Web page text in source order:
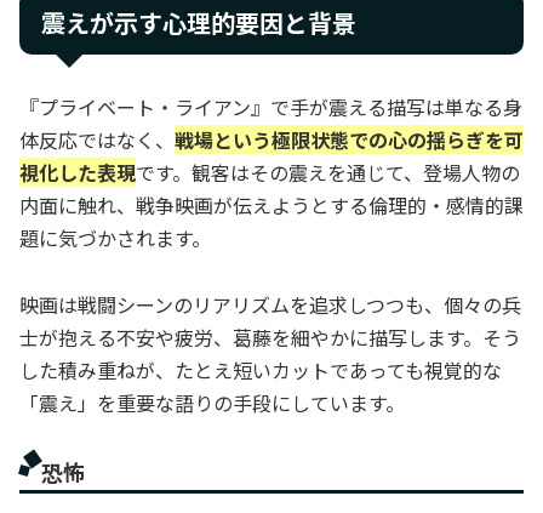
震えが示す心理的要因と背景
『プライベート・ライアン』で手が震える描写は単なる身
体反応ではなく、 戦場という極限状態での心の揺らぎを可
視化した表現です。観客はその震えを通じて、登場人物の
内面に触れ、戦争映画が伝えようとする倫理的・感情的課
題に気づかされます。
映画は戦闘シーンのリアリズムを追求しつつも、個々の兵
士が抱える不安や疲労、葛藤を細やかに描写します。そう
した積み重ねが、たとえ短いカットであっても視覚的な
「震え」を重要な語りの手段にしています。
恐怖